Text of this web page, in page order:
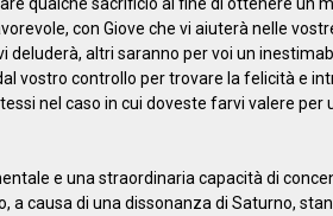
con Giove che vi aiuterà nelle
deluderà, altri saranno per voi un
vostro controllo per trovare la felicità e
nel caso in cui doveste farvi valere per
e una straordinaria capacità di
a causa di una dissonanza di Saturno,